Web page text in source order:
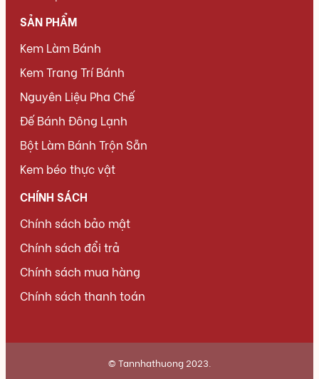
SẢN PHẨM
Kem Làm Bánh
Kem Trang Trí Bánh
Nguyên Liệu Pha Chế
Đế Bánh Đông Lạnh
Bột Làm Bánh Trộn Sẵn
Kem béo thực vật
CHÍNH SÁCH
Chính sách bảo mật
Chính sách đổi trả
Chính sách mua hàng
Chính sách thanh toán
© Tannhathuong 2023.